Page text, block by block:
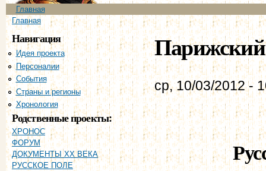
Главное меню
Главная
Вы здесь
Главная
Навигация
Идея проекта
Персоналии
События
Страны и регионы
Хронология
Родственные проекты:
ХРОНОС
ФОРУМ
ДОКУМЕНТЫ XX ВЕКА
РУССКОЕ ПОЛЕ
Парижский
ср, 10/03/2012 -